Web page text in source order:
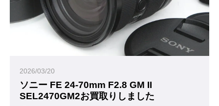
2026/03/20
ソニー FE 24-70mm F2.8 GM II
SEL2470GM2お買取りしました